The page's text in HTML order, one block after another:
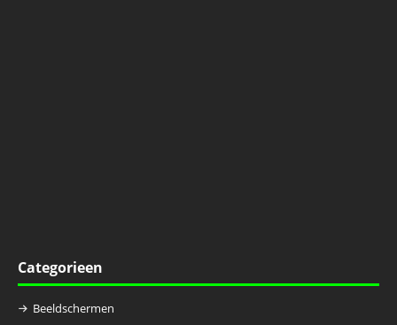
Categorieen
Beeldschermen